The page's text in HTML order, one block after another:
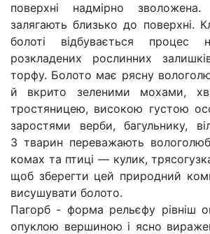
поверхні надмірно
залягають близько до поверхні.
болоті відбувається процес
розкладених рослинних
торфу. Болото має рясну
й вкрито зеленими мохами,
тростяницею, високою густою
заростями верби, багульнику,
З тварин переважають
комах та птиці — кулик,
щоб зберегти цей природний
висушувати болото.
Пагорб - форма рельєфу рівніш
опуклою вершиною і ясно